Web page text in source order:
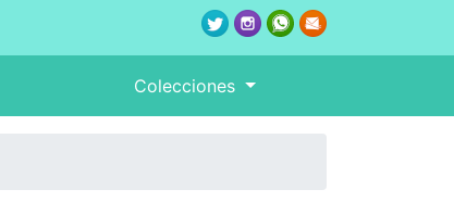
Colecciones